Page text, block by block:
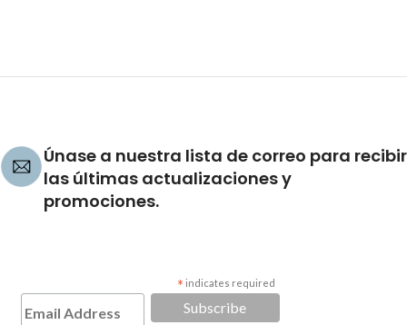
Únase a nuestra lista de correo para recibir
las últimas actualizaciones y
promociones.
* indicates required